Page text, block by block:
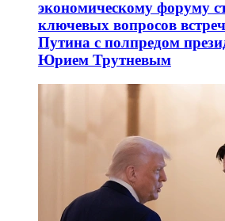
экономическому форуму
ключевых вопросов
Путина с полпредом
Юрием Трутневым